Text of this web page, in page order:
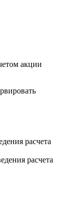
акции
расчета
расчета